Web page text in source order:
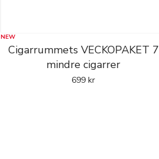
NEW
Cigarrummets VECKOPAKET 7
mindre cigarrer
699kr